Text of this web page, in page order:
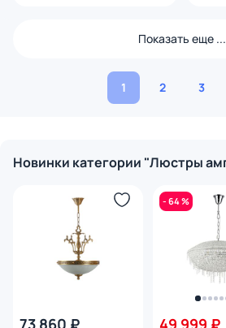
Показать еще ...
1 2 3
Новинки категории "Люстры
73 860 ₽
- 64 %
49 999 ₽